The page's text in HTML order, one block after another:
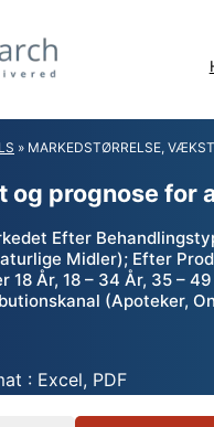
» MARKEDSTØRRELSE,
prognose for
Efter
Midler); Efter
18 År, 18 – 34 År, 35 –
(Apoteker,
: Excel, PDF